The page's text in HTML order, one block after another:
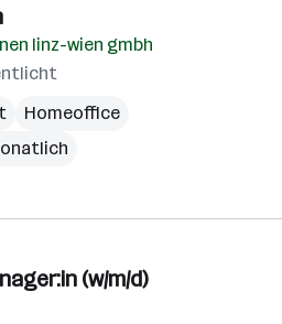
linz-wien gmbh
Homeoffice
(w/m/d)